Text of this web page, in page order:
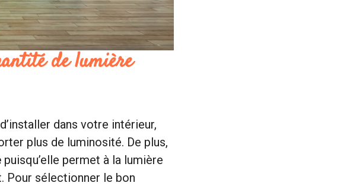
de lumière
dans votre intérieur,
plus de luminosité. De plus,
puisqu’elle permet à la lumière
Pour sélectionner le bon